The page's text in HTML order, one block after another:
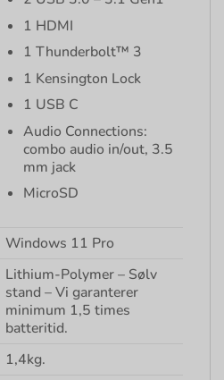
1 HDMI
1 Thunderbolt™ 3
1 Kensington Lock
1 USB C
Audio Connections:
combo audio in/out, 3.5
mm jack
MicroSD
Windows 11 Pro
Lithium-Polymer – Sølv
stand – Vi garanterer
minimum 1,5 times
batteritid.
1,4kg.